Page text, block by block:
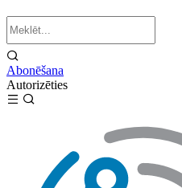
Abonēšana
Autorizēties